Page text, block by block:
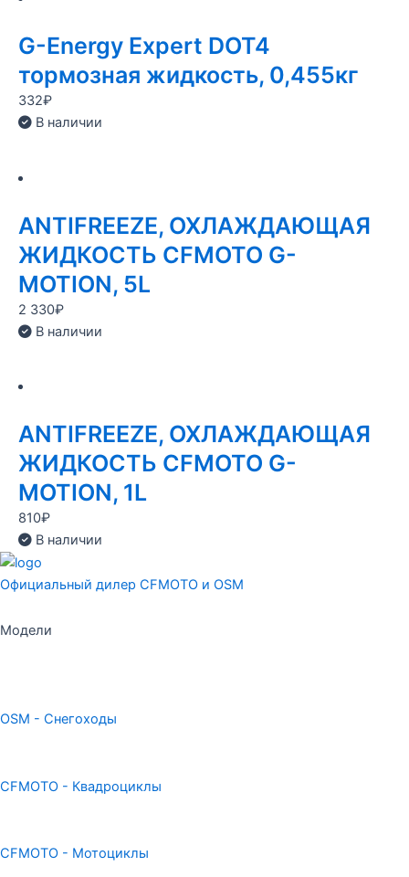
G-Energy Expert DOT4
тормозная жидкость, 0,455кг
332₽
В наличии
ANTIFREEZE, ОХЛАЖДАЮЩАЯ
ЖИДКОСТЬ CFMOTO G-
MOTION, 5L
2 330₽
В наличии
ANTIFREEZE, ОХЛАЖДАЮЩАЯ
ЖИДКОСТЬ CFMOTO G-
MOTION, 1L
810₽
В наличии
Официальный дилер CFMOTO и OSM
Модели
OSM - Снегоходы
CFMOTO - Квадроциклы
CFMOTO - Мотоциклы